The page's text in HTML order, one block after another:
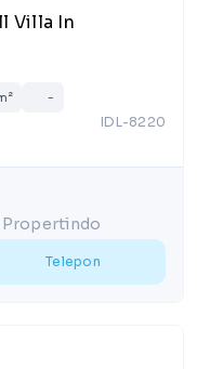
Villa In
-
IDL-8220
Propertindo
Telepon